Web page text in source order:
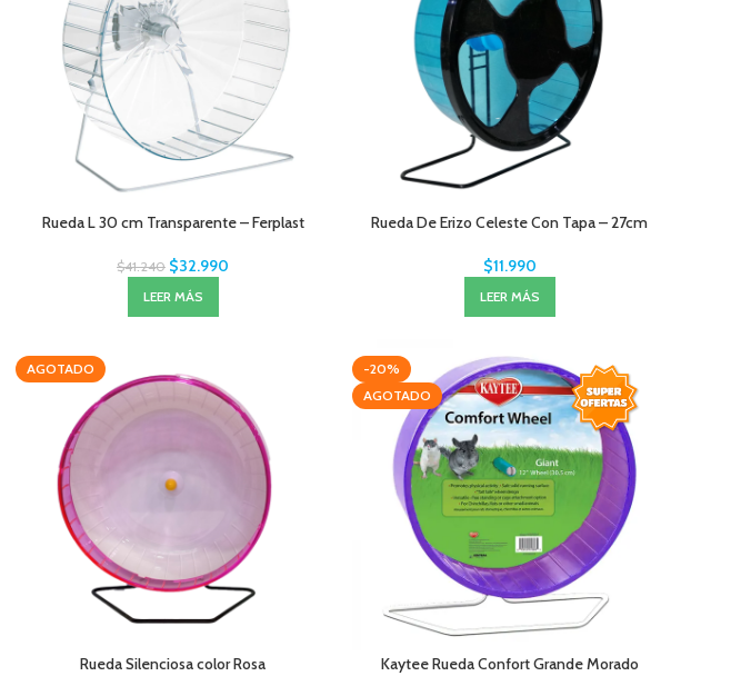
Rueda L 30 cm Transparente – Ferplast
$41.240 $32.990
LEER MÁS
Rueda De Erizo Celeste Con Tapa – 27cm
$11.990
LEER MÁS
AGOTADO
Rueda Silenciosa color Rosa
-20%
AGOTADO
Kaytee Rueda Confort Grande Morado